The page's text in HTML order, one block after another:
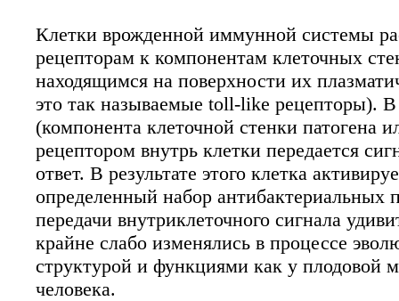
человек в течение следующего десят...
Биотехнология
Технологию CRISPR
устойчивости к ВИЧ
Китайские ученые применили
человека. Их работа, в которой метод
вторым исследованием, в котором метод
Клетки врожденной иммунной системы
рецепторам к компонентам клеточных
находящимся на поверхности их
это так называемые toll-like рецепторы).
(компонента клеточной стенки патогена
рецептором внутрь клетки передается
ответ. В результате этого клетка
определенный набор
передачи внутриклеточного сигнала
крайне слабо изменялись в процессе
структурой и функциями как у плодовой
человека.